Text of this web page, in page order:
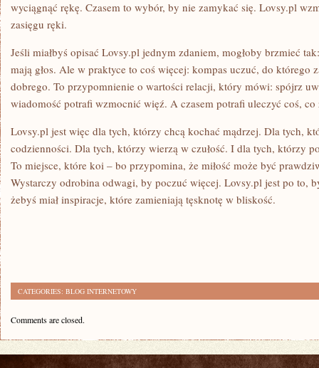
wyciągnąć rękę. Czasem to wybór, by nie zamykać się. Lovsy.pl
zasięgu ręki.
Jeśli miałbyś opisać Lovsy.pl jednym zdaniem, mogłoby brzmieć
mają głos. Ale w praktyce to coś więcej: kompas uczuć, do którego
dobrego. To przypomnienie o wartości relacji, który mówi: spójrz
wiadomość potrafi wzmocnić więź. A czasem potrafi uleczyć coś, co
Lovsy.pl jest więc dla tych, którzy chcą kochać mądrzej. Dla tych,
codzienności. Dla tych, którzy wierzą w czułość. I dla tych, którzy
To miejsce, które koi – bo przypomina, że miłość może być
Wystarczy odrobina odwagi, by poczuć więcej. Lovsy.pl jest po to,
żebyś miał inspiracje, które zamieniają tęsknotę w bliskość.
CATEGORIES: BLOG INTERNETOWY
Comments are closed.